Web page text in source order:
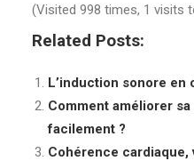
(Visited 998 times, 1 visits
Related Posts:
L’induction sonore en
Comment améliorer
facilement ?
Cohérence